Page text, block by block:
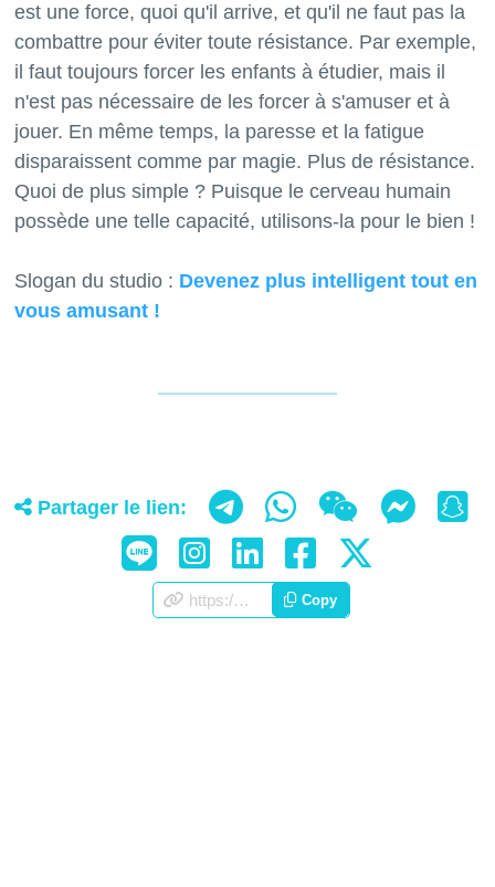
est une force, quoi qu'il arrive, et qu'il ne faut pas la
combattre pour éviter toute résistance. Par exemple,
il faut toujours forcer les enfants à étudier, mais il
n'est pas nécessaire de les forcer à s'amuser et à
jouer. En même temps, la paresse et la fatigue
disparaissent comme par magie. Plus de résistance.
Quoi de plus simple ? Puisque le cerveau humain
possède une telle capacité, utilisons-la pour le bien !
Slogan du studio : Devenez plus intelligent tout en
vous amusant !
Partager le lien:
https://appscorporation.com/fr/vision.html Copy